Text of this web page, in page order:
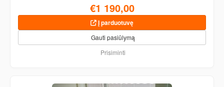
€1 190,00
Į parduotuvę
Gauti pasiūlymą
Prisiminti